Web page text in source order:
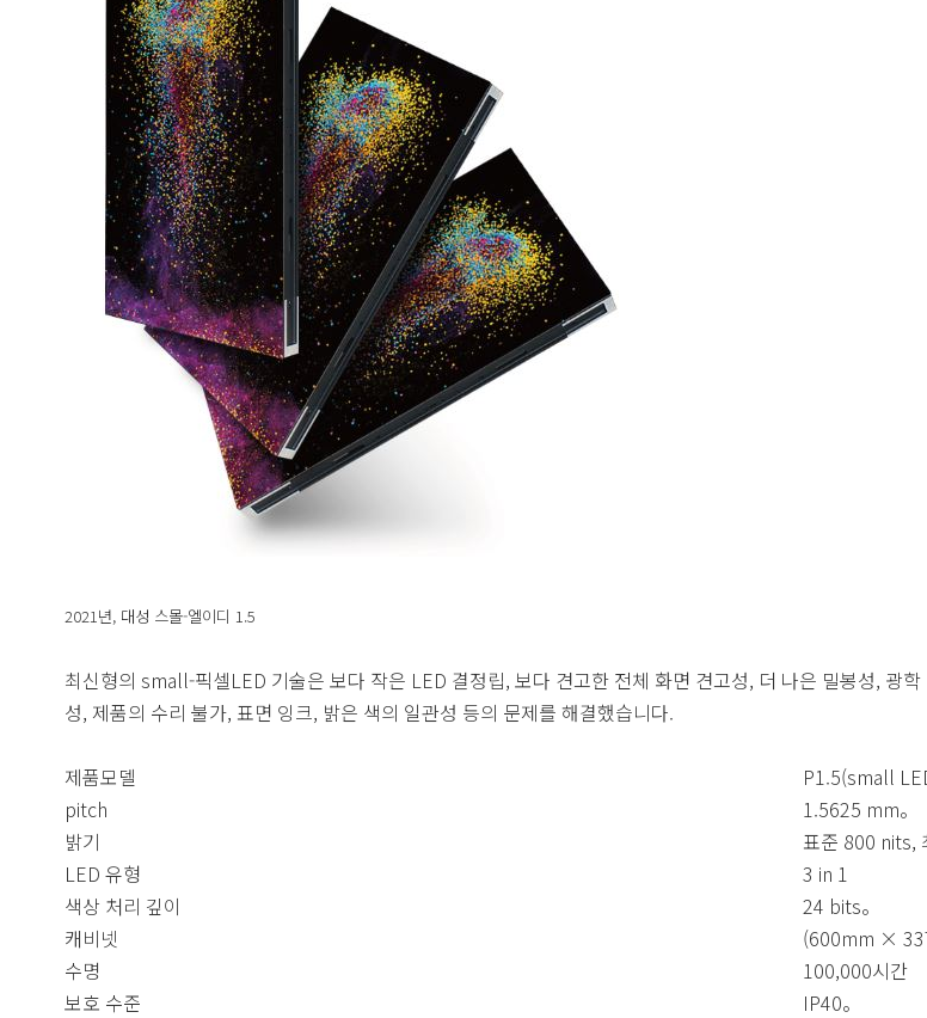
2021년, 대성 스몰-엘이디 1.5
최신형의 small-픽셀LED 기술은 보다 작은 LED 결정립, 보다 견고한 전체 화면 견고성, 더 나은 밀봉성, 광
성, 제품의 수리 불가, 표면 잉크, 밝은 색의 일관성 등의 문제를 해결했습니다.
제품모델
P1.5(small
pitch
1.5625 mm。
밝기
표준 800 nits,
LED 유형
3 in 1
색상 처리 깊이
24 bits。
캐비넷
(600mm ×
수명
100,000시간
보호 수준
IP40。